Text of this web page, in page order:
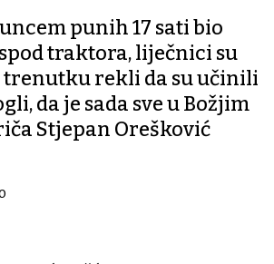
punih 17 sati bio
traktora, liječnici su
trenutku rekli da su učinili
da je sada sve u Božjim
Stjepan Orešković